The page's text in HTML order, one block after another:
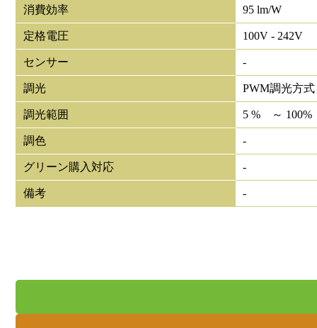
消費効率 95 lm/W
定格電圧 100V - 242V
センサー -
調光 PWM調光方式
調光範囲 5 % ～ 100%
調色 -
グリーン購入対応 -
備考 -